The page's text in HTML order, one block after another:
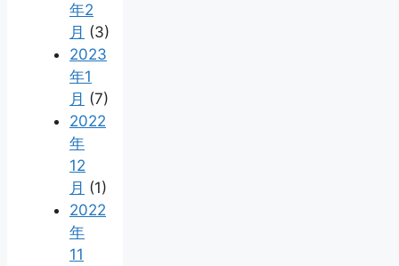
年2
月 (3)
2023
年1
月 (7)
2022
年
12
月 (1)
2022
年
11